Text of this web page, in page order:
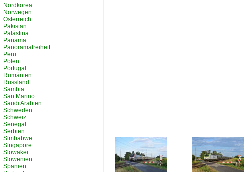
Nordkorea
Norwegen
Österreich
Pakistan
Palästina
Panama
Panoramafreiheit
Peru
Polen
Portugal
Rumänien
Russland
Sambia
San Marino
Saudi Arabien
Schweden
Schweiz
Senegal
Serbien
Simbabwe
Singapore
Slowakei
Slowenien
Spanien